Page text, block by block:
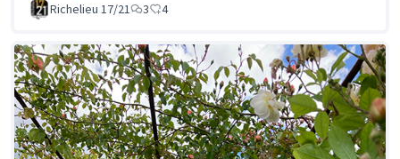
Richelieu 17/21 3 4